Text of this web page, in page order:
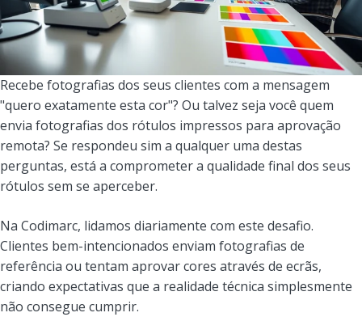
Recebe fotografias dos seus clientes com a mensagem
"quero exatamente esta cor"? Ou talvez seja você quem
envia fotografias dos rótulos impressos para aprovação
remota? Se respondeu sim a qualquer uma destas
perguntas, está a comprometer a qualidade final dos seus
rótulos sem se aperceber.
Na Codimarc, lidamos diariamente com este desafio.
Clientes bem-intencionados enviam fotografias de
referência ou tentam aprovar cores através de ecrãs,
criando expectativas que a realidade técnica simplesmente
não consegue cumprir.